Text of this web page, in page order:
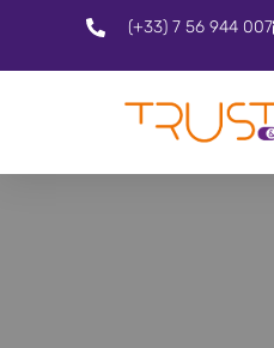
(+33) 7 56 944 007